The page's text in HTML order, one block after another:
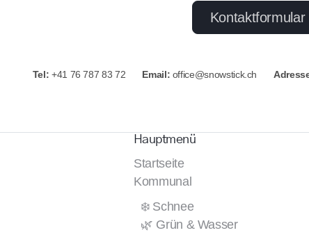
Kontaktformular
Tel: +41 76 787 83 72 Email: office@snowstick.ch
Hauptmenü
Startseite
Kommunal
❄️ Schnee
🌿 Grün & Wasser